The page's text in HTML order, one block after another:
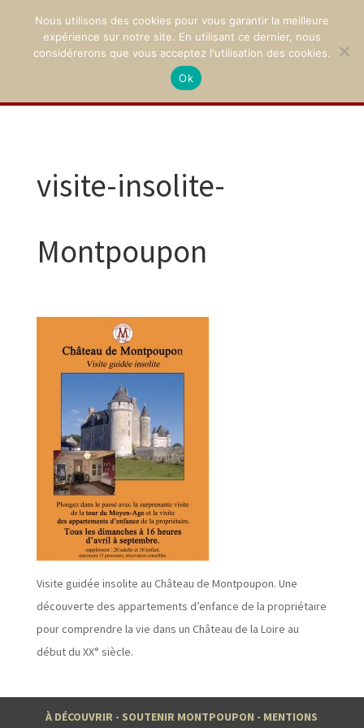
02 47 94 21 15
visite-insolite-
Montpoupon
Visite guidée insolite au Château de Montpoupon. Une
découverte des appartements d’enfance de la propriétaire
pour comprendre la vie dans un Château de la Loire au
début du XX° siècle.
À DÉCOUVRIR - SOUTENIR MONTPOUPON - MENTIONS
Nous utilisons des cookies pour vous garantir la meilleure
expérience sur notre site. En utilisant ce dernier, nous
considérerons que vous acceptez l'utilisation des cookies.
Ok